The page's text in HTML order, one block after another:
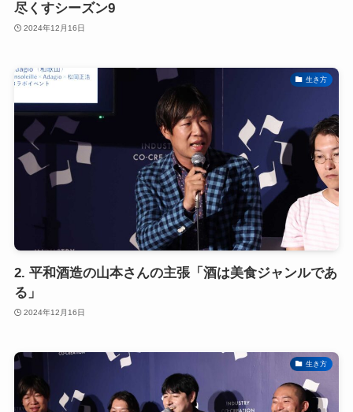
尽くすシーズン9
2024年12月16日
生き方
2. 平和酒造の山本さんの主張「酒は美食ジャンルであ
る」
2024年12月16日
生き方